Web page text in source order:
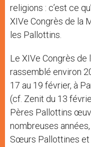
religions : c’est ce
XIVe Congrès de la
les Pallottins.
Le XIVe Congrès de
rassemblé environ
17 au 19 février, à
(cf. Zenit du 13
Pères Pallottins
nombreuses
Sœurs Pallottines et